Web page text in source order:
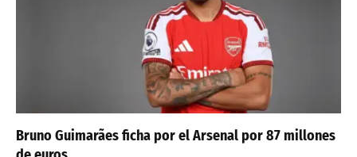
Bruno Guimarães ficha por el Arsenal por 87 millones